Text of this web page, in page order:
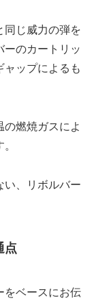
同じ威力の弾を
ーのカートリッ
ャップによるも
の燃焼ガスによ
い、リボルバー
点
をベースにお伝